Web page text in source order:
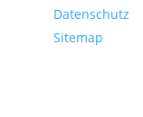
Datenschutz
Sitemap